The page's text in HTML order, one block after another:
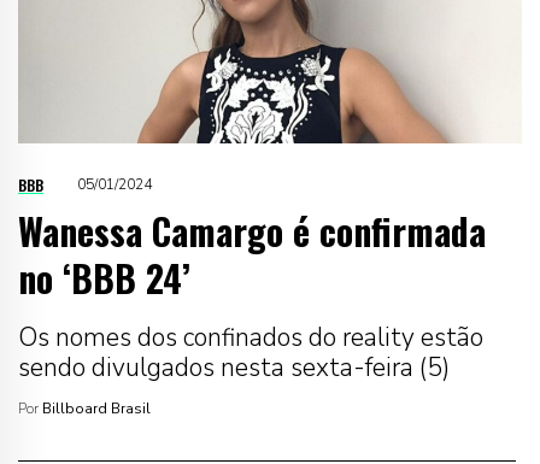
BBB 05/01/2024
Wanessa Camargo é confirmada
no ‘BBB 24’
Os nomes dos confinados do reality estão
sendo divulgados nesta sexta-feira (5)
Por Billboard Brasil